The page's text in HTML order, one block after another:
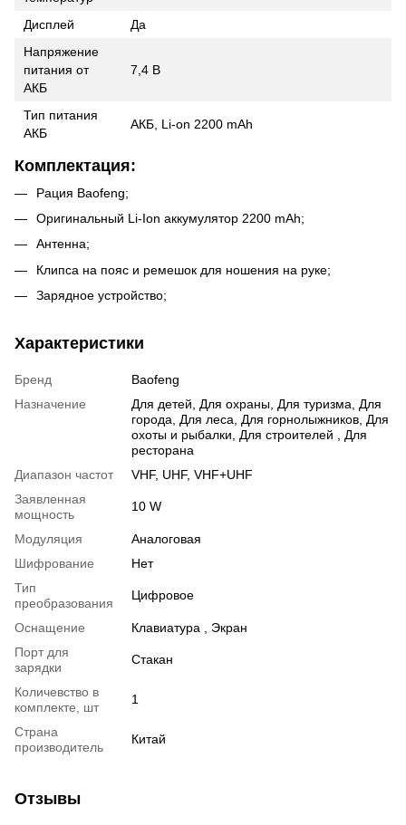
Дисплей
Да
Напряжение
питания от
АКБ
7,4 В
Тип питания
АКБ
АКБ, Li-on 2200 mAh
Комплектация:
Рация Baofeng;
Оригинальный Li-Ion аккумулятор 2200 mAh;
Антенна;
Клипса на пояс и ремешок для ношения на руке;
Зарядное устройство;
Характеристики
Бренд
Baofeng
Назначение
Для детей Для охраны Для туризма
Для
города
Для леса Для горнолыжников Для
охоты и рыбалки
Для строителей
Для
ресторана
Диапазон частот
VHF, UHF, VHF+UHF
Заявленная
мощность
10 W
Модуляция
Аналоговая
Шифрование
Нет
Тип
преобразования
Цифровое
Оснащение
Клавиатура , Экран
Порт для
зарядки
Стакан
Количевство в
комплекте, шт
1
Страна
производитель
Китай
Отзывы